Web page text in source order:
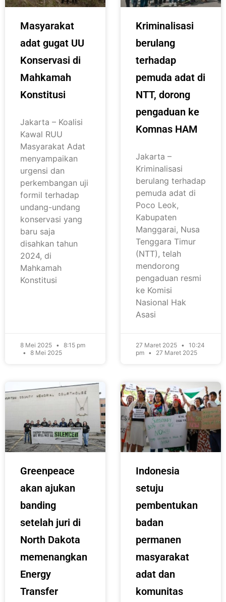
Masyarakat
adat gugat UU
Konservasi di
Mahkamah
Konstitusi
Jakarta – Koalisi
Kawal RUU
Masyarakat Adat
menyampaikan
urgensi dan
perkembangan uji
formil terhadap
undang-undang
konservasi yang
baru saja
disahkan tahun
2024, di
Mahkamah
Konstitusi
8 Mei 2025
8:15 pm
8 Mei 2025
Kriminalisasi
berulang
terhadap
pemuda adat di
NTT, dorong
pengaduan ke
Komnas HAM
Jakarta –
Kriminalisasi
berulang terhadap
pemuda adat di
Poco Leok,
Kabupaten
Manggarai, Nusa
Tenggara Timur
(NTT), telah
mendorong
pengaduan resmi
ke Komisi
Nasional Hak
Asasi
27 Maret 2025
10:24
pm
27 Maret 2025
Greenpeace
akan ajukan
banding
setelah juri di
North Dakota
memenangkan
Energy
Transfer
Indonesia
setuju
pembentukan
badan
permanen
masyarakat
adat dan
komunitas